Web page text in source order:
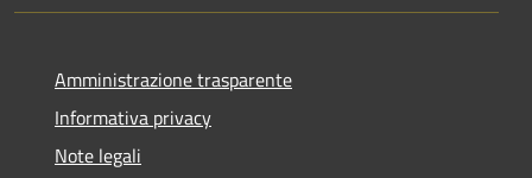
Amministrazione trasparente
Informativa privacy
Note legali